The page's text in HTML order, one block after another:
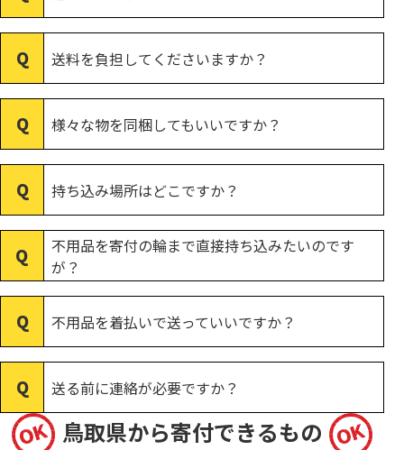
送料を負担してくださいますか？
様々な物を同梱してもいいですか？
持ち込み場所はどこですか？
不用品を寄付の輪まで直接持ち込みたいのです
が？
不用品を着払いで送っていいですか？
送る前に連絡が必要ですか？
鳥取県から寄付できるもの